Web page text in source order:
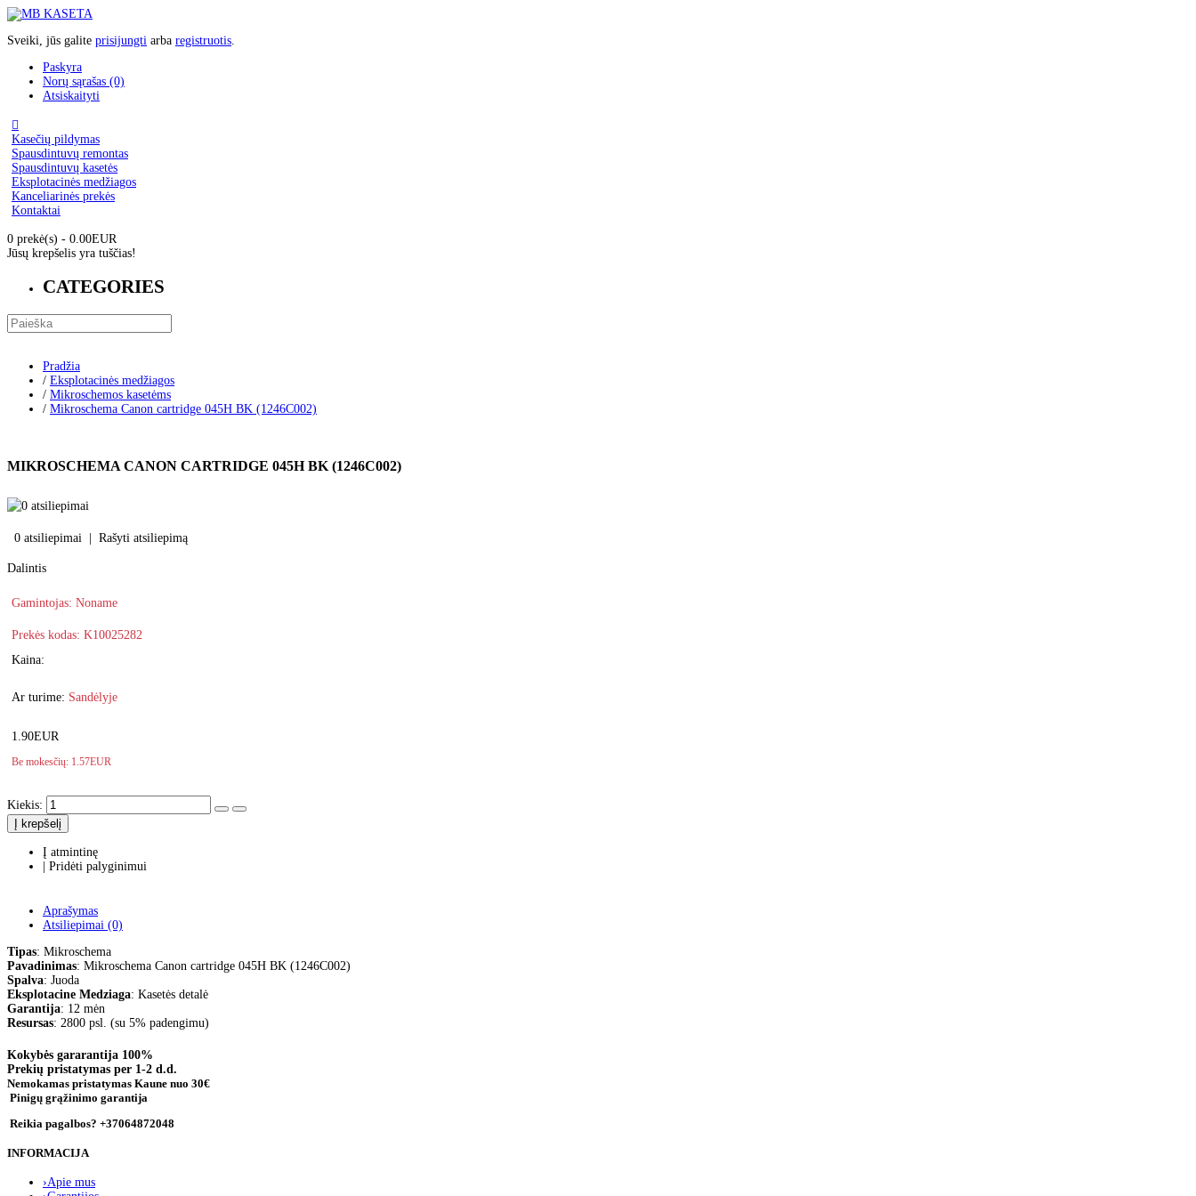
Sveiki, jūs galite prisijungti arba registruotis.
Paskyra
Norų sąrašas (0)
Atsiskaityti

Kasečių pildymas
Spausdintuvų remontas
Spausdintuvų kasetės
Eksplotacinės medžiagos
Kanceliarinės prekės
Kontaktai
0 prekė(s) - 0.00EUR
Jūsų krepšelis yra tuščias!
CATEGORIES
Pradžia
/ Eksplotacinės medžiagos
/ Mikroschemos kasetėms
/ Mikroschema Canon cartridge 045H BK (1246C002)
MIKROSCHEMA CANON CARTRIDGE 045H BK (1246C002)
0 atsiliepimai | Rašyti atsiliepimą
Dalintis
Gamintojas: Noname
Prekės kodas: K10025282
Kaina:
Ar turime: Sandėlyje
1.90EUR
Be mokesčių: 1.57EUR
Kiekis:
Į krepšelį
Į atmintinę
| Pridėti palyginimui
Aprašymas
Atsiliepimai (0)
Tipas: Mikroschema
Pavadinimas: Mikroschema Canon cartridge 045H BK (1246C002)
Spalva: Juoda
Eksplotacine Medziaga: Kasetės detalė
Garantija: 12 mėn
Resursas: 2800 psl. (su 5% padengimu)
Kokybės gararantija 100%
Prekių pristatymas per 1-2 d.d.
Nemokamas pristatymas Kaune nuo 30€
Pinigų grąžinimo garantija
Reikia pagalbos? +37064872048
INFORMACIJA
›Apie mus